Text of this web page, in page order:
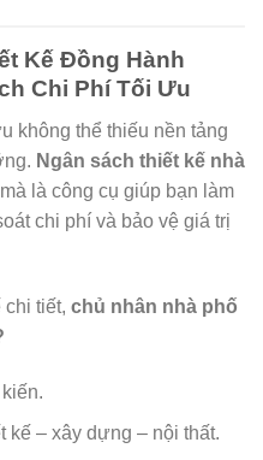
Kế Đồng Hành
Chi Phí Tối Ưu
không thể thiếu nền tảng
Ngân sách thiết kế nhà
là công cụ giúp bạn làm
chi phí và bảo vệ giá trị
tiết, chủ nhân nhà phố
kế – xây dựng – nội thất.